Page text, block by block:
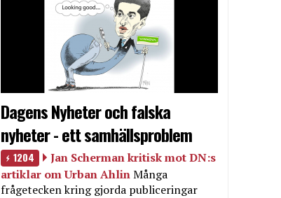
Dagens Nyheter och falska
nyheter - ett samhällsproblem
1204
Jan Scherman kritisk mot DN:s
artiklar om Urban AhlinMånga
frågetecken kring gjorda publiceringar